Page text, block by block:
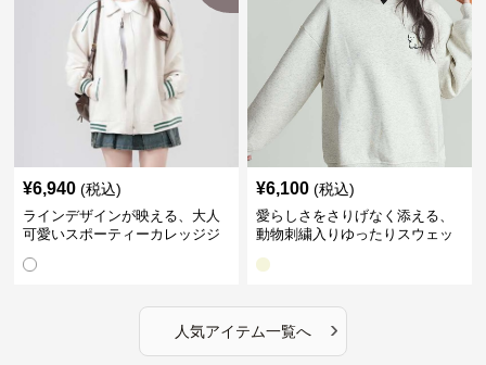
¥6,940 (税込)
ラインデザインが映える、大人
可愛いスポーティーカレッジジ
¥6,100 (税込)
愛らしさをさりげなく添える、
動物刺繍入りゆったりスウェッ
人気アイテム一覧へ ›